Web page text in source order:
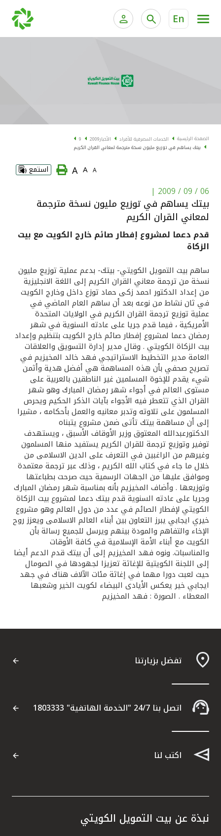
En
الخدمات المصرفية الإلكترونية للشركات
البطاقات
"برامج العملاء"
الاستثمار
القنوات المصرفية
أدوات وخدمات
خدمات ما بعد البيع
اتصل بنا
مواقع الفروع وأجهزة الصرف الآلي
ألمانيا
ماليزيا
تركيا
مصر
المملكة المتحدة
مملكة البحرين
الصفحة الرئيسية الخدمات المصرفية للأفراد الأخبار2009
9
بيتك يساهم في توزيع مليون نسخة مترجمة لمعاني القران الكريم
A
A
A استمع
06 / 09 / 2009
|
بيتك يساهم في توزيع مليون نسخة مترجمة
لمعاني القران الكريم
قدم دعما لمشروع إفطار صائم خارج الكويت مع بيت
الزكاة
ساهم بيت التمويل الكويتي- بيتك- بدعم عملية توزيع مليون
نسخة من ترجمة معاني القران الكريم إلى اللغة الانجليزية
من إعداد الدكتور احمد زكى حماد توزع داخل وخارج الكويت
في ثان نشاط من نوعه بعد أن ساهم العام الماضي في
عملية توزيع ترجمة القران الكريم في الولايات المتحدة
الأمريكية ، فيما قدم جريا على عادته السنوية في شهر
رمضان دعما لمشروع إفطار صائم خارج الكويت بتنظيم وإعداد
بيت الزكاة الكويتي . وقال مدير إدارة التسويق والعلاقات
العامة مدير التخطيط الاستراتيجي فهد خالد المخيزيم في
تصريح صحفي بأن هذه المساهمة هي أفضل هدية وأثمن
شيء يقدم للإخوة المسلمين غير الناطقين بالعربية على
مستوى العالم في أجواء شهر رمضان المبارك وهو شهر
القران الذي تتعطر فيه الأجواء بآيات الذكر الحكيم ويحرص
المسلمون على تلاوته وتدبر معانيه والعمل بأحكامه ، مشيرا
إلى أن مساهمة بيتك تأتى ضمن مشروع يتبناه
الدكتورعبدالله المعتوق وزير الأوقاف الأسبق ، ويستهدف
توفير وتوزيع ترجمة للقران الكريم يستفيد منها المسلمون
وغيرهم من الراغبين في التعرف على الدين الاسلامى من
خلال ما جاء في كتاب الله الكريم ، وذلك عبر ترجمة معتمدة
وموافق عليها من الجهات الرسمية حيث صرحت بطباعتها
وتوزيعها . وأضاف المخيزيم بأنه بمناسبة شهر رمضان المبارك
وجريا على عادته السنوية قدم بيتك دعما لمشروع بيت الزكاة
الكويتي لإفطار الصائم في عدد من دول العالم وهو مشروع
خيري ايجابي يبرز التعاون بين أبناء العالم الاسلامى ويعزز روح
الإخاء والتفاهم والمودة بينهم ويرسل للجميع رسالة بأن
الكويت مع أبناء الأمة الإسلامية في كافة الأوقات
والمناسبات. ونوه فهد المخيزيم إلى أن بيتك قدم الدعم أيضا
إلى اللجنة الكويتية للإغاثة تعزيزا لجهودها في الصومال
حيث لعبت دورا مهما في إغاثة مئات الآلاف هناك في جهد
ايجابي خير يعكس الأيادى البيضاء لكويت الخير وشعبها
المعطاء . الصورة : فهد المخيزيم
تفضل بزيارتنا
اتصل بنا 24/7 "الخدمة الهاتفية" 1803333
اكتب لنا
نبذة عن بيت التمويل الكويتي